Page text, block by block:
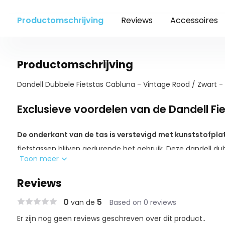
Productomschrijving Reviews Accessoires
Productomschrijving
Dandell Dubbele Fietstas Cabluna - Vintage Rood / Zwart -
Exclusieve voordelen van de Dandell
De onderkant van de tas is verstevigd met
fietstassen blijven gedurende het gebruik. Deze dandell
drievoudige dragende naden
Deze fietstassen zijn gemaakt uit duurzaam en
De Dandell fietstas heeft eenopen bagage dragervlak
sensoren of verlichting. Ook snelbinders kunnen gewoon
Toon meer
Reviews
0 van de 5 Based on 0 reviews
Er zijn nog geen reviews geschreven over dit product..